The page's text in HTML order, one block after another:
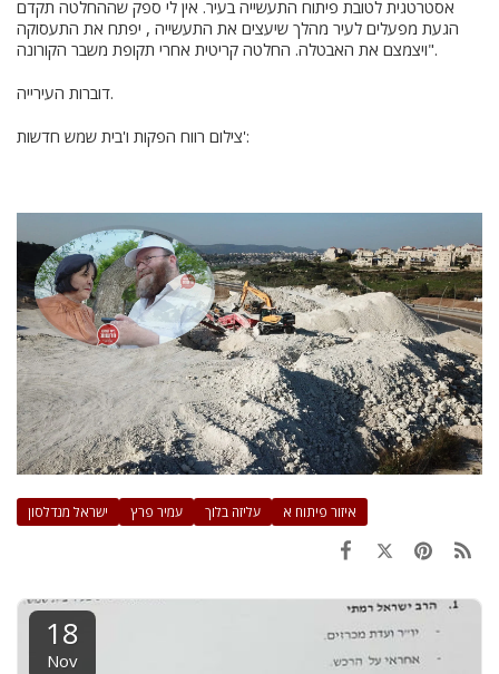
אסטרטגית לטובת פיתוח התעשייה בעיר. אין לי ספק שההחלטה תקדם
הגעת מפעלים לעיר מהלך שיעצים את התעשייה , יפתח את התעסוקה
ויצמצם את האבטלה. החלטה קריטית אחרי תקופת משבר הקורונה".
דוברות העירייה.
צילום רווח הפקות ו'בית שמש חדשות':
ישראל מנדלסון עמיר פרץ עליזה בלוך איזור פיתוח א
18
Nov